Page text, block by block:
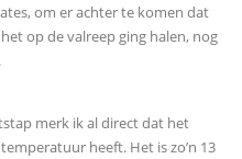
om er achter te komen dat
op de valreep ging halen, nog
merk ik al direct dat het
heeft. Het is zo’n 13